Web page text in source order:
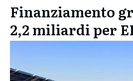
Finanziamento
2,2 miliardi per